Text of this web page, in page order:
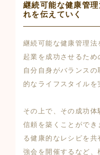
継続可能な健康管
れを伝えていく
継続可能な健康管理法
起業を成功させるため
自分自身がバランス
的なライフスタイルを
その上で、その成功体
信頼を築くことがで
る健康的なレシピを
強会を開催するなど、